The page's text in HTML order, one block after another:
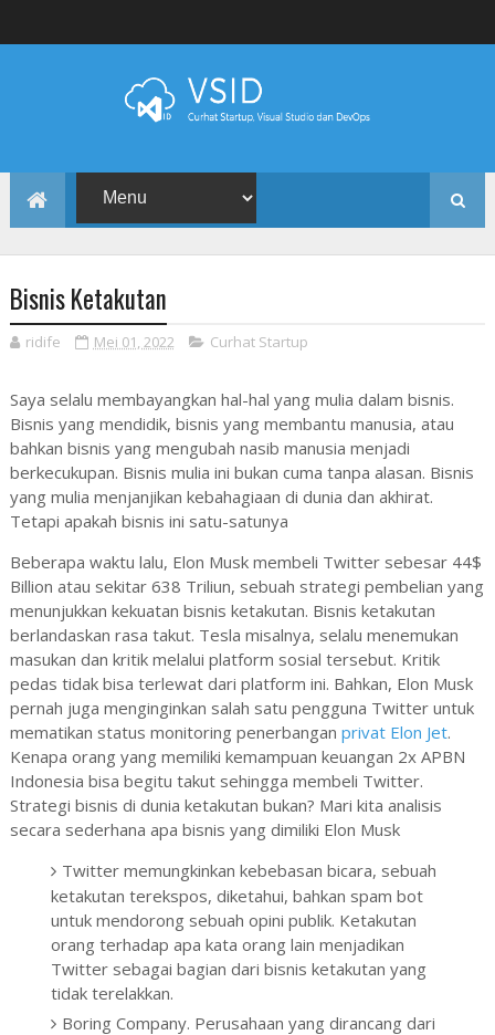
Bisnis Ketakutan
ridife Mei 01, 2022 Curhat Startup
Saya selalu membayangkan hal-hal yang mulia dalam bisnis.
Bisnis yang mendidik, bisnis yang membantu manusia, atau
bahkan bisnis yang mengubah nasib manusia menjadi
berkecukupan. Bisnis mulia ini bukan cuma tanpa alasan. Bisnis
yang mulia menjanjikan kebahagiaan di dunia dan akhirat.
Tetapi apakah bisnis ini satu-satunya
Beberapa waktu lalu, Elon Musk membeli Twitter sebesar 44$
Billion atau sekitar 638 Triliun, sebuah strategi pembelian yang
menunjukkan kekuatan bisnis ketakutan. Bisnis ketakutan
berlandaskan rasa takut. Tesla misalnya, selalu menemukan
masukan dan kritik melalui platform sosial tersebut. Kritik
pedas tidak bisa terlewat dari platform ini. Bahkan, Elon Musk
pernah juga menginginkan salah satu pengguna Twitter untuk
mematikan status monitoring penerbangan privat Elon Jet.
Kenapa orang yang memiliki kemampuan keuangan 2x APBN
Indonesia bisa begitu takut sehingga membeli Twitter.
Strategi bisnis di dunia ketakutan bukan? Mari kita analisis
secara sederhana apa bisnis yang dimiliki Elon Musk
Twitter memungkinkan kebebasan bicara, sebuah
ketakutan terekspos, diketahui, bahkan spam bot
untuk mendorong sebuah opini publik. Ketakutan
orang terhadap apa kata orang lain menjadikan
Twitter sebagai bagian dari bisnis ketakutan yang
tidak terelakkan.
Boring Company. Perusahaan yang dirancang dari